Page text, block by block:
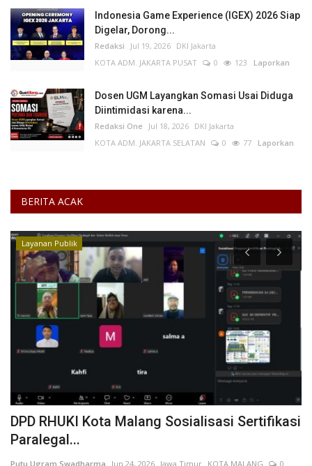
Indonesia Game Experience (IGEX) 2026 Siap
Digelar, Dorong...
Redaksi Jul 19, 2026 DKI Jakarta
KOTA ADM. JAKARTA PUSAT
0 123 Laporkan
Dosen UGM Layangkan Somasi Usai Diduga
Diintimidasi karena...
Redaksi One Jul 18, 2026 DKI Jakarta
KOTA ADM. JAKARTA SELATAN
0 77 Laporkan
BERITA ACAK
Layanan Publik
DPD RHUKI Kota Malang Sosialisasi Sertifikasi
Paralegal...
Putu Ugram Swadharma Jun 24, 2026 Jawa Timur KOTA MALANG
0